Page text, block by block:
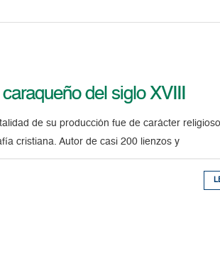
del siglo XVIII
de su producción fue de carácter
cristiana. Autor de casi 200 lienzos y